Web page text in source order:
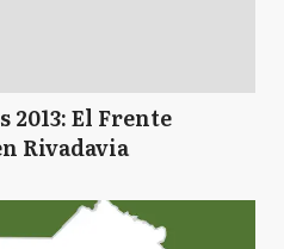
2013: El Frente
Rivadavia